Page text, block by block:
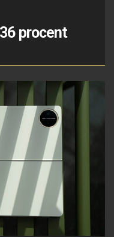
procent